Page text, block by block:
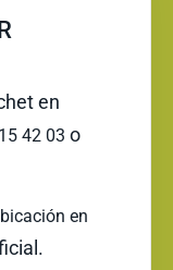
en
42 03 o
en